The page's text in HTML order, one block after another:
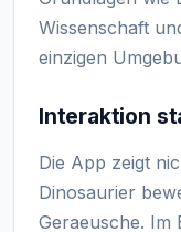
Wissenschaft
einzigen
Interaktion
Die App zeigt
Dinosaurier
Geraeusche. Im